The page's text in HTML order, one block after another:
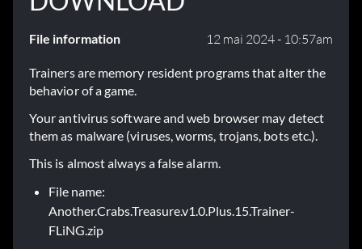
File information 12 mai 2024 - 10:57am
Trainers are memory resident programs that alter the
behavior of a game.
Your antivirus software and web browser may detect
them as malware (viruses, worms, trojans, bots etc.).
This is almost always a false alarm.
File name:
Another.Crabs.Treasure.v1.0.Plus.15.Trainer-
FLiNG.zip